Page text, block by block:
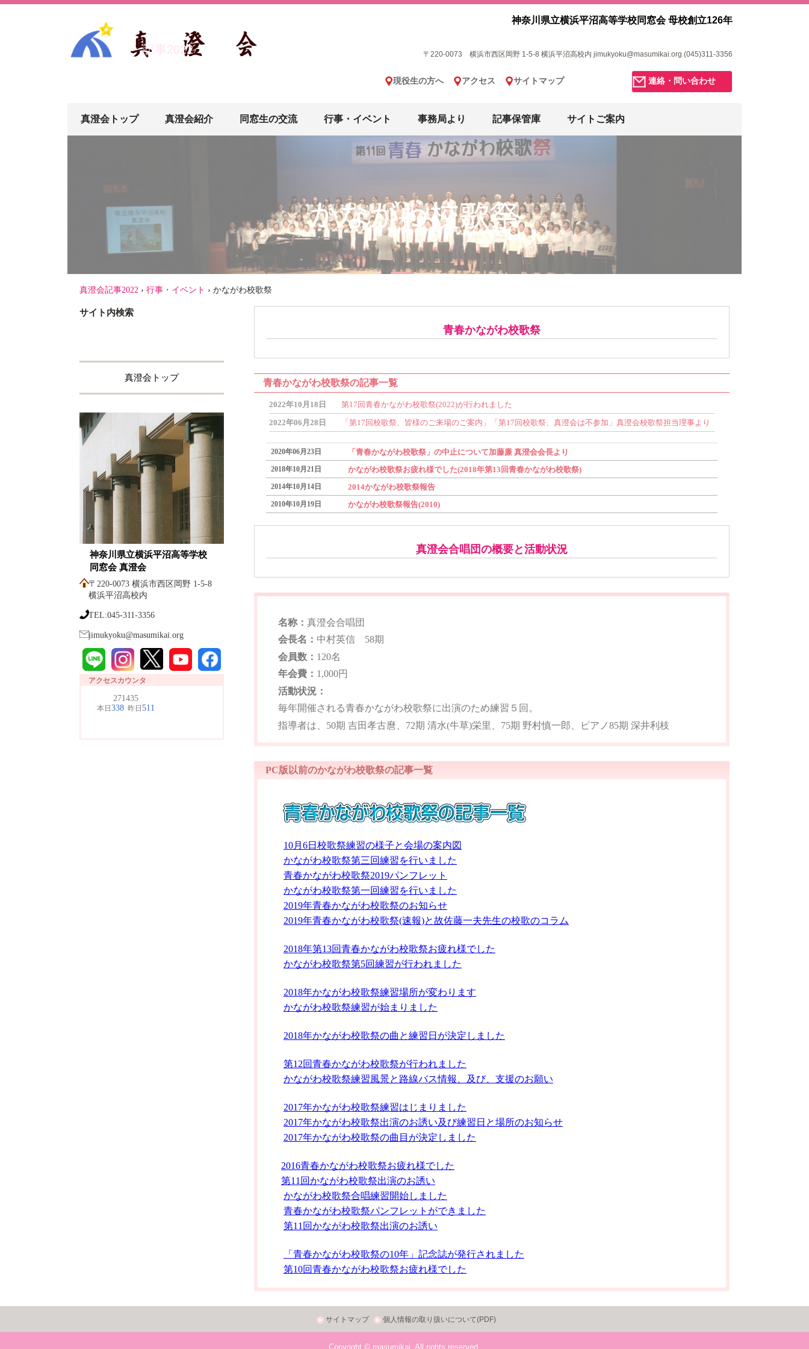
記事2022
神奈川県立横浜平沼高等学校同窓会 母校創立126年
〒220-0073 横浜市西区岡野 1-5-8 横浜平沼高校内 jimukyoku@masumikai.org (045)311-3356
連絡・問い合わせ
現役生の方へ アクセス サイトマップ
真澄会トップ 真澄会紹介 同窓生の交流 行事・イベント 事務局より 記事保管庫 サイトご案内
真澄会記事2022 › 行事・イベント › かながわ校歌祭
青春かながわ校歌祭
青春かながわ校歌祭の記事一覧
2022年10月18日
第17回青春かながわ校歌祭(2022)が行われました
2022年06月28日
「第17回校歌祭、皆様のご来場のご案内」「第17回校歌祭、真澄会は不参加」真澄会校歌祭担当理事より
2020年06月23日 「青春かながわ校歌祭」の中止について加藤廉 真澄会会長より
2018年10月21日 かながわ校歌祭お疲れ様でした(2018年第13回青春かながわ校歌祭)
2014年10月14日 2014かながわ校歌祭報告
2010年10月19日 かながわ校歌祭報告(2010)
真澄会合唱団の概要と活動状況
名称：真澄会合唱団
会長名： 中村英信 58期
会員数： 120名
年会費： 1,000円
活動状況：
毎年開催される青春かながわ校歌祭に出演のため練習５回。
指導者は、50期 吉田孝古麿、72期 清水(牛草)栄里、75期 野村慎一郎、ピアノ85期 深井利枝
PC版以前のかながわ校歌祭の記事一覧
サイト内検索
真澄会トップ
神奈川県立横浜平沼高等学校
同窓会 真澄会
〒220-0073 横浜市西区岡野 1-5-8
横浜平沼高校内
TEL:045-311-3356
jimukyoku@masumikai.org
アクセスカウンタ
サイトマップ 個人情報の取り扱いについて(PDF)
Copyright © masumikai, All rights reserved.